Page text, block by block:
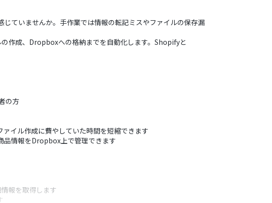
ていませんか。手作業では情報の転記ミスやファイルの保存漏
作成、Dropboxへの格納までを自動化します。Shopifyと
の方
イル作成に費やしていた時間を短縮できます
品情報をDropbox上で管理できます
報を取得します